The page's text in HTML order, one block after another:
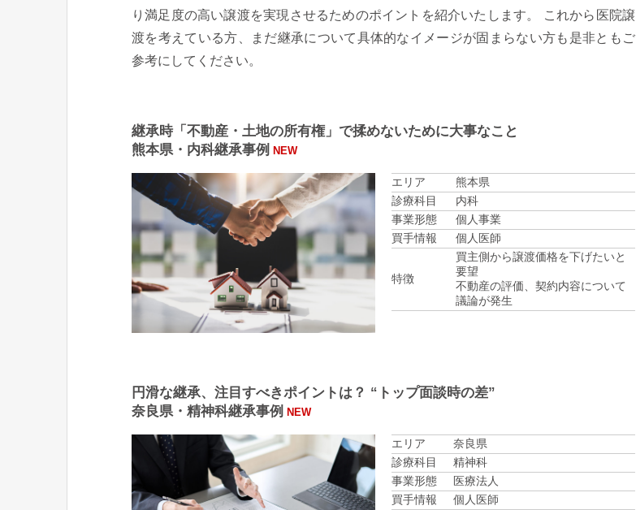
り満足度の高い譲渡を実現させるためのポイントを紹介いたします。 これから医院譲
渡を考えている方、まだ継承について具体的なイメージが固まらない方も是非ともご
参考にしてください。
継承時「不動産・土地の所有権」で揉めないために大事なこと
熊本県・内科継承事例 NEW
エリア
熊本県
診療科目
内科
事業形態
個人事業
買手情報
個人医師
特徴
買主側から譲渡価格を下げたいと
要望
不動産の評価、契約内容について
議論が発生
円滑な継承、注目すべきポイントは？ “トップ面談時の差”
奈良県・精神科継承事例 NEW
エリア
奈良県
診療科目
精神科
事業形態
医療法人
買手情報
個人医師